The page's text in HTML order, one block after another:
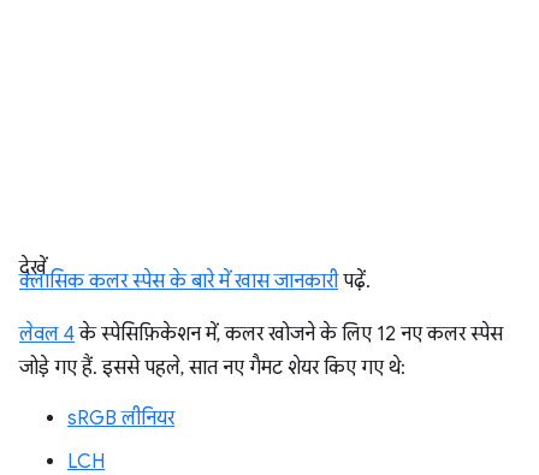
देखें
क्लासिक कलर स्पेस के बारे में खास जानकारीपढ़ें.
लेवल 4के स्पेसिफ़िकेशन में, कलर खोजने के लिए 12 नए कलर स्पेस
जोड़े गए हैं. इससे पहले, सात नए गैमट शेयर किए गए थे:
sRGB लीनियर
LCH